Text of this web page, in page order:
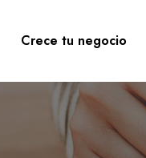
Crece tu negocio